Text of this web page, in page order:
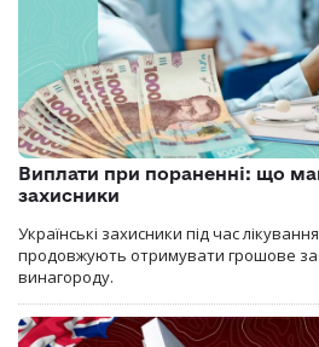
Виплати при пораненні: що
захисники
Українські захисники під час
продовжують отримувати грошове
винагороду.